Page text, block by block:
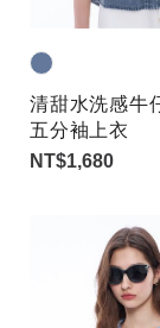
清甜水洗感牛
五分袖上衣
NT$1,680